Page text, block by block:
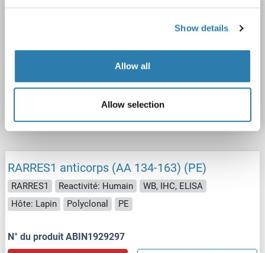
Show details
Allow all
Allow selection
RARRES1 anticorps (AA 134-163) (Biotin)
WB, IHC, ELISA
N° du produit ABIN1929295
Fiche technique
RARRES1 anticorps (AA 134-163) (PE)
RARRES1 Reactivité: Humain
WB, IHC, ELISA
Hôte: Lapin
Polyclonal PE
N° du produit ABIN1929297